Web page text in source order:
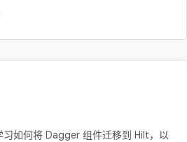
如何将 Dagger 组件迁移到 Hilt，以